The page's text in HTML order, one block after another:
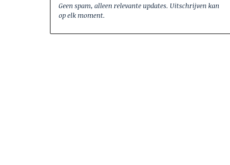
Geen spam, alleen relevante updates. Uitschrijven kan
op elk moment.